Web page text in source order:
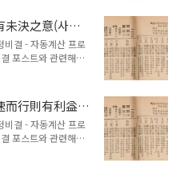
險更逢小險之意(피
설 [ 한해 운수 ] 一渡
之道 去去益甚 – 생
미결 필다번민 家
困苦 貴人扶助 –
東阡西陌 芳草如烟
未決之意(사유
결 - 자동계산 프로
포스트와 관련해서
가 파이썬으로 자
有未決之意(사유미
운수 ] 日中不決 好
中有凶 – 연운불리
소득다실 其心正直
神難定 – 가유우환
而行則有利益
결 - 자동계산 프로
포스트와 관련해서
가 파이썬으로 자